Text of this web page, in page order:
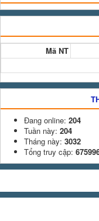
Mã NT
Đang online: 204
Tuần này: 204
Tháng này: 3032
Tổng truy cập: